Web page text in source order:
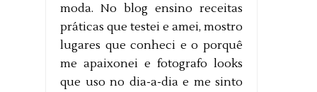
moda. No blog ensino receitas
práticas que testei e amei, mostro
lugares que conheci e o porquê
me apaixonei e fotografo looks
que uso no dia-a-dia e me sinto